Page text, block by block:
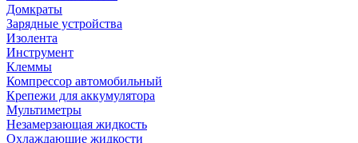
Домкраты
Зарядные устройства
Изолента
Инструмент
Клеммы
Компрессор автомобильный
Крепежи для аккумулятора
Мультиметры
Незамерзающая жидкость
Охлаждающие жидкости